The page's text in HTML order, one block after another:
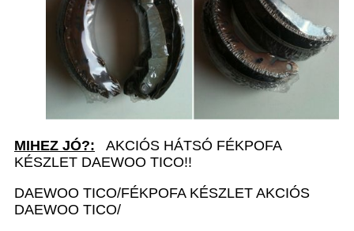
MIHEZ JÓ?: AKCIÓS HÁTSÓ FÉKPOFA
KÉSZLET DAEWOO TICO!!
DAEWOO TICO/FÉKPOFA KÉSZLET AKCIÓS
DAEWOO TICO/